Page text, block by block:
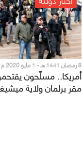
8 رمضان 1441 هـ - 1 مايو 2020 م
أمريكا.. مسلّحون
مقر برلمان ولاية